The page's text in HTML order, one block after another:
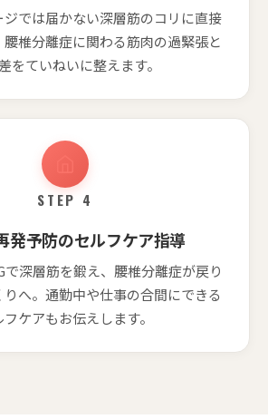
では届かない深層筋のコリに直接
椎分離症に関わる筋肉の過緊張と
をていねいに整えます。
STEP 4
発予防のセルフケア指導
深層筋を鍛え、腰椎分離症が戻り
へ。通勤中や仕事の合間にできる
フケアもお伝えします。